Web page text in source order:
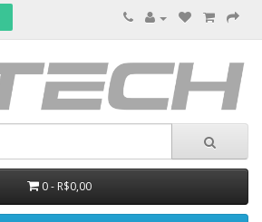
0 - R$0,00